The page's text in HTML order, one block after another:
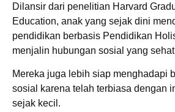
Dilansir dari penelitian Harvard
Education, anak yang sejak dini
pendidikan berbasis Pendidikan
menjalin hubungan sosial yang
Mereka juga lebih siap menghadapi
sosial karena telah terbiasa dengan
sejak kecil.